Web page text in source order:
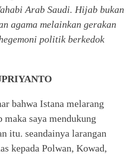
Arab Saudi. Hijab bukan
agama melainkan gerakan
politik berkedok
bahwa Istana melarang
saya mendukung
itu. seandainya larangan
kepada Polwan, Kowad,